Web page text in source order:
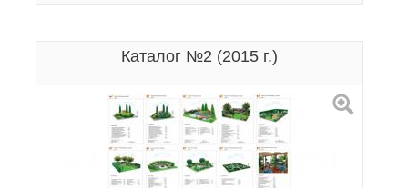
Каталог №2 (2015 г.)